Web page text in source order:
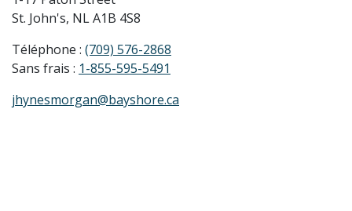
St. John's, NL A1B 4S8
Téléphone : (709) 576-2868
Sans frais : 1-855-595-5491
jhynesmorgan@bayshore.ca